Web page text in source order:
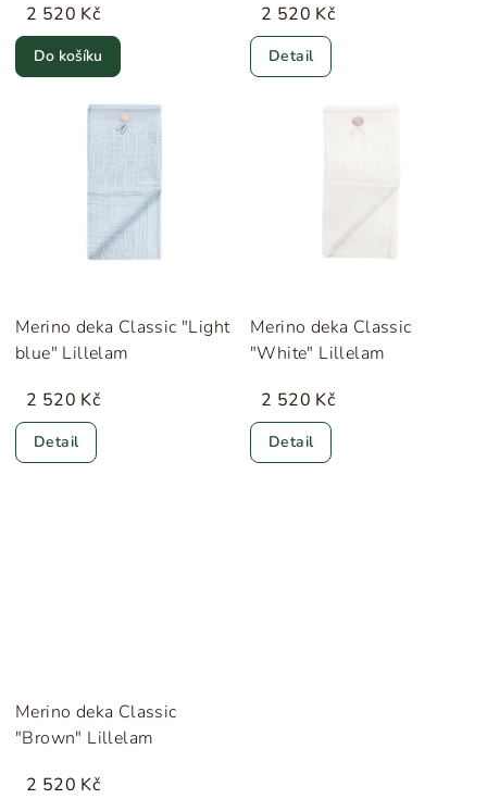
2 520 Kč
Do košíku
2 520 Kč
Detail
Merino deka Classic "Light
blue" Lillelam
2 520 Kč
Detail
Merino deka Classic
"White" Lillelam
2 520 Kč
Detail
Merino deka Classic
"Brown" Lillelam
2 520 Kč